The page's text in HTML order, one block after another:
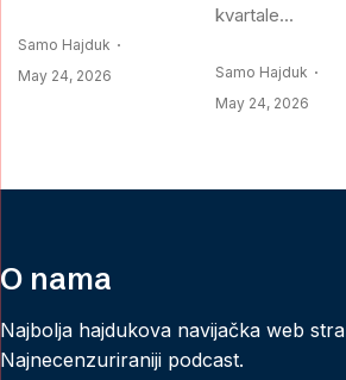
Samo Hajduk
May 24, 2026
kvartale...
Samo Hajduk
May 24, 2026
O nama
Najbolja hajdukova navijačka web
Najnecenzuriraniji podcast.